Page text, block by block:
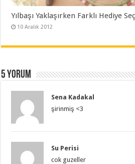
Yılbaşı Yaklaşırken Farklı Hediye
10 Aralık 2012
5 yorum
Sena Kadakal
şirinmiş <3
Su Perisi
cok guzeller